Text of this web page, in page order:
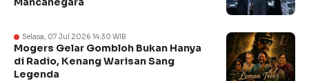
Selasa, 07 Jul 2026 14:30 WIB
Mogers Gelar Gombloh Bukan Hanya
di Radio, Kenang Warisan Sang
Legenda